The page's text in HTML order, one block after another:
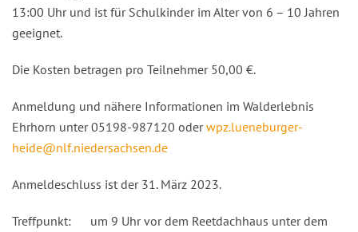
13:00 Uhr und ist für Schulkinder im Alter von 6 – 10 Jahren
geeignet.
Die Kosten betragen pro Teilnehmer 50,00 €.
Anmeldung und nähere Informationen im Walderlebnis
Ehrhorn unter 05198-987120 oderwpz.lueneburger-
heide@nlf.niedersachsen.de
Anmeldeschluss ist der 31. März 2023.
Treffpunkt: um 9 Uhr vor dem Reetdachhaus unter dem